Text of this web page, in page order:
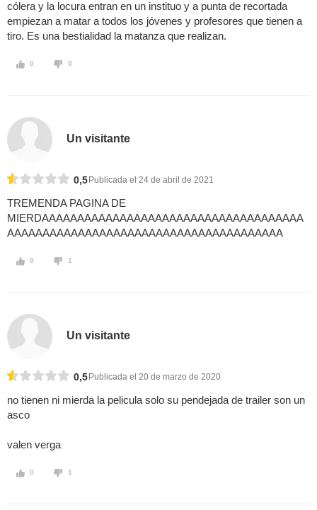
cólera y la locura entran en un instituo y a punta de recortada
empiezan a matar a todos los jóvenes y profesores que tienen a
tiro. Es una bestialidad la matanza que realizan.
0 0
Un visitante
0,5 Publicada el 24 de abril de 2021
TREMENDA PAGINA DE
MIERDAAAAAAAAAAAAAAAAAAAAAAAAAAAAAAAAAAAAA
AAAAAAAAAAAAAAAAAAAAAAAAAAAAAAAAAAAAAAA
0 1
Un visitante
0,5 Publicada el 20 de marzo de 2020
no tienen ni mierda la pelicula solo su pendejada de trailer son un
asco
valen verga
0 1